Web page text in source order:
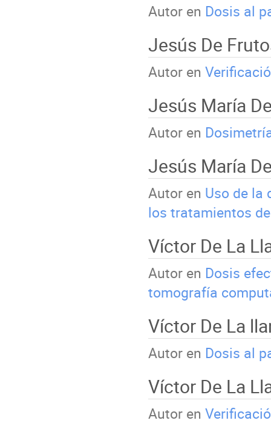
Autor en Dosis al
Jesús De
Autor en
Jesús María
Autor en
Jesús María
Autor en Uso de la
los tratamientos
Víctor De La
Autor en Dosis
tomografía
Víctor De La
Autor en Dosis al
Víctor De La
Autor en